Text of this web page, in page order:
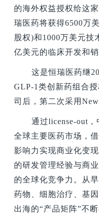
的海外权益授权给这
瑞医药将获得6500万
股权)和1000万美元技
亿美元的临床开发和
这是恒瑞医药继
GLP-1类创新药组合
司后，第二次采用
通过license-out
全球主要医药市场，
影响力实现商业化变
的研发管理经验与商
的全球化竞争力。从
药物、细胞治疗、基
出海的“产品矩阵”不